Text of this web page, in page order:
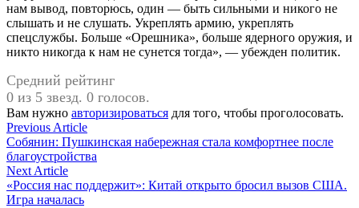
нам вывод, повторюсь, один ― быть сильными и никого не
слышать и не слушать. Укреплять армию, укреплять
спецслужбы. Больше «Орешника», больше ядерного оружия, и
никто никогда к нам не сунется тогда», ― убежден политик.
Средний рейтинг
0 из 5 звезд. 0 голосов.
Вам нужно авторизироваться для того, чтобы проголосовать.
Навигация
по
записям
Previous ArticlePrevious
article:
Собянин: Пушкинская набережная стала комфортнее после
благоустройства
Next ArticleNext
article:
«Россия нас поддержит»: Китай открыто бросил вызов США.
Игра началась